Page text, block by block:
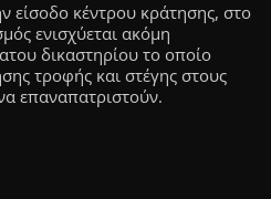
είσοδο κέντρου κράτησης, στο
ενισχύεται ακόμη
δικαστηρίου το οποίο
τροφής και στέγης στους
επαναπατριστούν.